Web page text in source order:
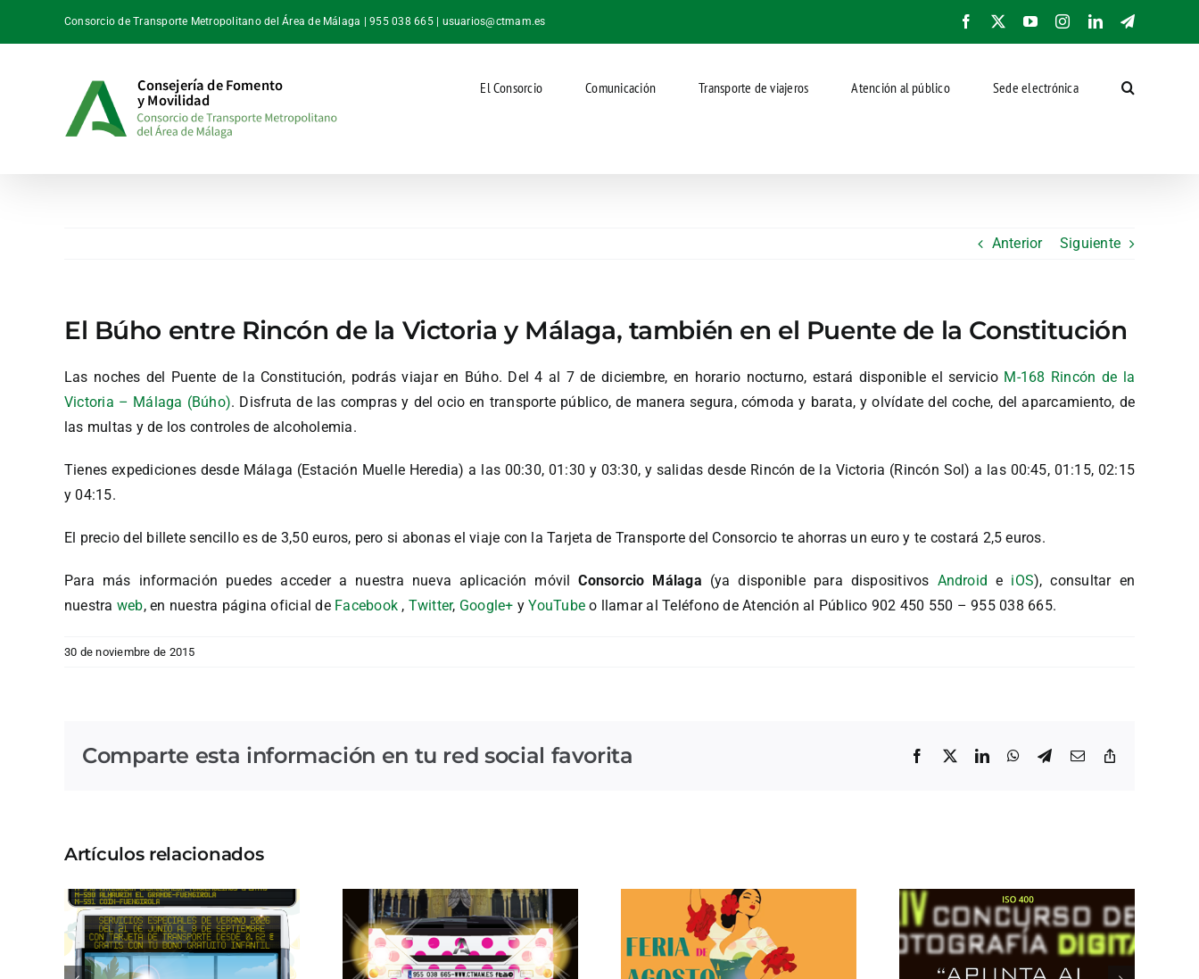
Consorcio de Transporte Metropolitano del Área de Málaga | 955 038 665 | usuarios@ctmam.es Facebook YouTubeInstagramLinkedInTelegram
El Consorcio Comunicación Transporte de viajeros Atención al público Sede electrónica
Anterior Siguiente
El Búho entre Rincón de la Victoria y Málaga, también en el Puente de la Constitución
Las noches del Puente de la Constitución, podrás viajar en Búho. Del 4 al 7 de diciembre, en horario nocturno, estará disponible el servicio M-168 Rincón de la
Victoria – Málaga (Búho). Disfruta de las compras y del ocio en transporte público, de manera segura, cómoda y barata, y olvídate del coche, del aparcamiento, de
las multas y de los controles de alcoholemia.
Tienes expediciones desde Málaga (Estación Muelle Heredia) a las 00:30, 01:30 y 03:30, y salidas desde Rincón de la Victoria (Rincón Sol) a las 00:45, 01:15, 02:15
y 04:15.
El precio del billete sencillo es de 3,50 euros, pero si abonas el viaje con la Tarjeta de Transporte del Consorcio te ahorras un euro y te costará 2,5 euros.
Para más información puedes acceder a nuestra nueva aplicación móvilConsorcio Málaga (ya disponible para dispositivos Android e iOS), consultar en
nuestra web, en nuestra página oficial de Facebook , Twitter, Google+ yYouTube o llamar al Teléfono de Atención al Público 902 450 550 – 955 038 665.
30 de noviembre de 2015
Comparte esta información en tu red social favorita Facebook
X LinkedInWhatsApp
Telegram
Correo
Artículos relacionados